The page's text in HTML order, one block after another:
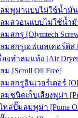
มพูม่าแบบไม่ใช้น้ำมัน
มสวอนแบบไม่ใช้น้ำมัน
มสกรู [Olymtech
มสกรูเอฟเอสเคอร์ติส
องทำลมแห้ง [Air
ม [Scroll Oil Free]
มสกรูอินเวอร์เตอร์
มชนิดเก็บเสียงพูม่า
หล่ปั๊มลมพูม่า [Puma